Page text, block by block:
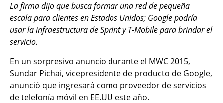
La firma dijo que busca formar una red de pequeña
escala para clientes en Estados Unidos; Google podría
usar la infraestructura de Sprint y T-Mobile para brindar el
servicio.
En un sorpresivo anuncio durante el MWC 2015,
Sundar Pichai, vicepresidente de producto de Google,
anunció que ingresará como proveedor de servicios
de telefonía móvil en EE.UU este año.